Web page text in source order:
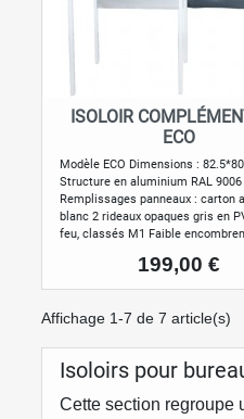
 Aperçu rapide
ISOLOIR
ECO
Modèle ECO Dimensions :
Structure en aluminium RAL 9006
Remplissages panneaux : carton
blanc 2 rideaux opaques gris en
feu, classés M1 Faible
Prix
199,00 €
Affichage 1-7 de 7 article(s)
Isoloirs pour
Cette section regroupe